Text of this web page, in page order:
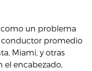
como un problema
conductor promedio
Miami, y otras
el encabezado,